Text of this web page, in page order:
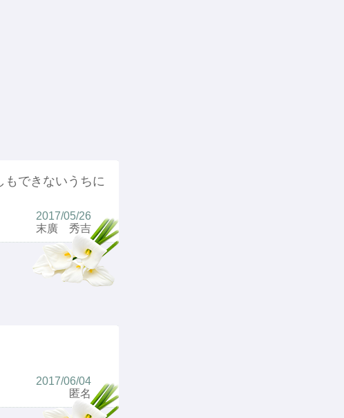
もできないうちに
2017/05/26
末廣 秀吉
2017/06/04
匿名